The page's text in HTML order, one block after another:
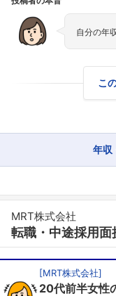
自分の年
こ
年収
MRT株式会社
転職・中途採用面
[MRT株式会社]
20代前半女性